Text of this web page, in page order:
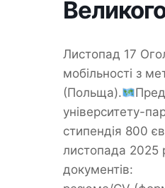
Листопад 17
мобільності з
(Польща).
університету-
стипендія 800
листопада 2025
документів: